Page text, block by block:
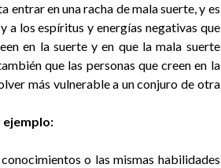
entrar en una racha de mala suerte, y es
a los espíritus y energías negativas que
en la suerte y en que la mala suerte
que las personas que creen en la
más vulnerable a un conjuro de otra
ejemplo:
o las mismas habilidades